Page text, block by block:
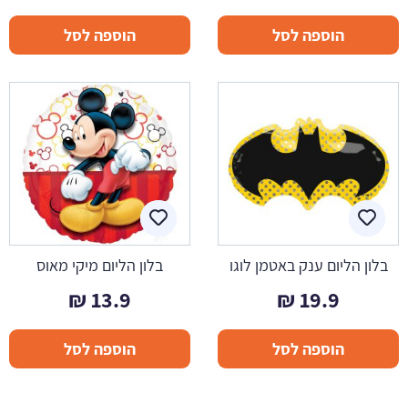
הוספה לסל הוספה לסל
בלון הליום ענק באטמן לוגו
19.9
₪
הוספה לסל
בלון הליום מיקי מאוס
13.9
₪
הוספה לסל